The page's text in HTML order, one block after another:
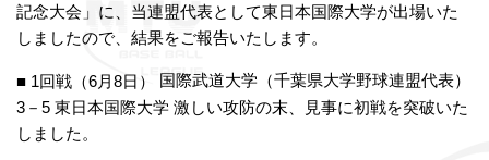
記念大会」に、当連盟代表として東日本国際大学が出場いた
しましたので、結果をご報告いたします。
■ 1回戦（6月8日）
国際武道大学（千葉県大学野球連盟代表）
3－5 東日本国際大学 激しい攻防の末、見事に初戦を突破いた
しました。